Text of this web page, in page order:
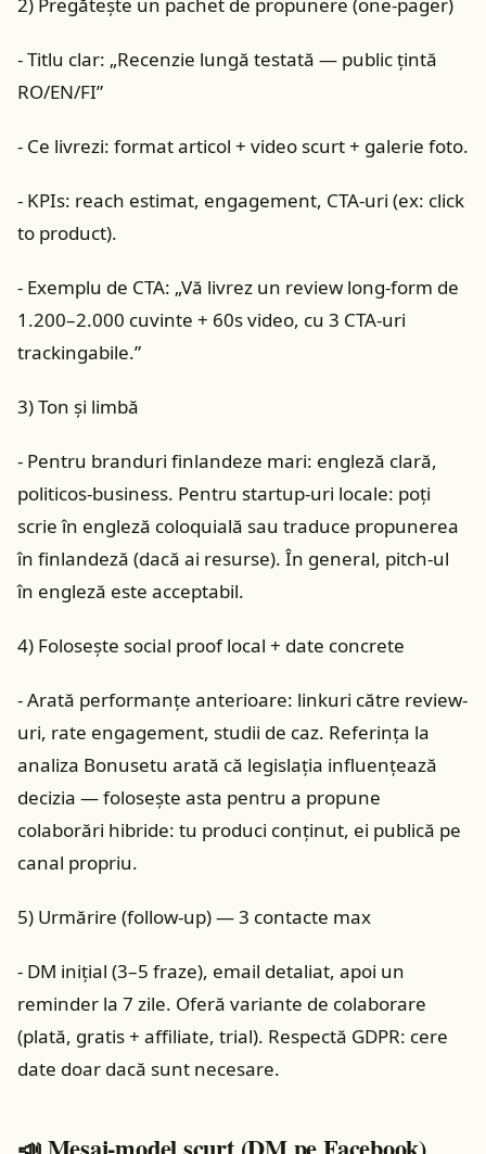
- Titlu clar: „Recenzie lungă testată — public țintă
RO/EN/FI”
- Ce livrezi: format articol + video scurt + galerie foto.
- KPIs: reach estimat, engagement, CTA-uri (ex: click
to product).
- Exemplu de CTA: „Vă livrez un review long-form de
1.200–2.000 cuvinte + 60s video, cu 3 CTA-uri
trackingabile.”
3) Ton și limbă
- Pentru branduri finlandeze mari: engleză clară,
politicos-business. Pentru startup-uri locale: poți
scrie în engleză coloquială sau traduce propunerea
în finlandeză (dacă ai resurse). În general, pitch-ul
în engleză este acceptabil.
4) Folosește social proof local + date concrete
- Arată performanțe anterioare: linkuri către review-
uri, rate engagement, studii de caz. Referința la
analiza Bonusetu arată că legislaţia influenţează
decizia — folosește asta pentru a propune
colaborări hibride: tu produci conținut, ei publică pe
canal propriu.
5) Urmărire (follow-up) — 3 contacte max
- DM inițial (3–5 fraze), email detaliat, apoi un
reminder la 7 zile. Oferă variante de colaborare
(plată, gratis + affiliate, trial). Respectă GDPR: cere
date doar dacă sunt necesare.